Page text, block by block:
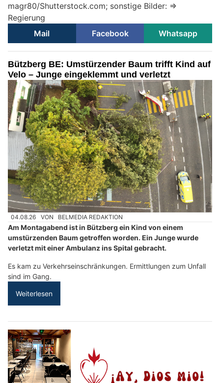
magr80/Shutterstock.com; sonstige Bilder: =>
Regierung
Mail
Facebook Whatsapp
Bützberg BE: Umstürzender Baum trifft Kind auf
Velo – Junge eingeklemmt und verletzt
04.08.26 VON BELMEDIA REDAKTION
Am Montagabend ist in Bützberg ein Kind von einem
umstürzenden Baum getroffen worden. Ein Junge wurde
verletzt mit einer Ambulanz ins Spital gebracht.
Es kam zu Verkehrseinschränkungen. Ermittlungen zum Unfall
sind im Gang.
Weiterlesen